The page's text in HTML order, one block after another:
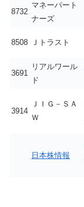
8732
マネーパート
ナーズ
8508 Ｊトラスト
3691
リアルワール
ド
3914
ＪＩＧ－ＳＡ
Ｗ
日本株情報